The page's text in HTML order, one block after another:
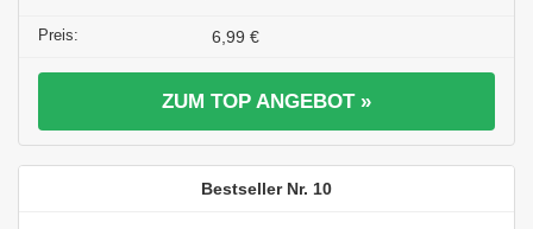
6,99 €
ZUM TOP ANGEBOT »
10